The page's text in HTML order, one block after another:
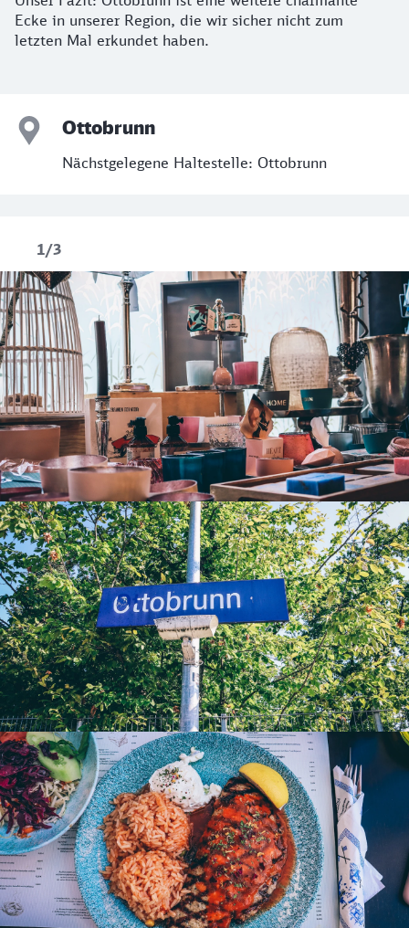
Ecke in unserer Region, die wir sicher nicht zum
letzten Mal erkundet haben.
Ottobrunn
Nächstgelegene Haltestelle: Ottobrunn
1/3